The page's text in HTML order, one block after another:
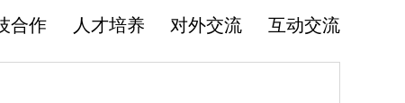
合作 人才培养 对外交流 互动交流